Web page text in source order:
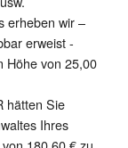
erheben wir –
erweist -
Höhe von 25,00
hätten Sie
Ihres